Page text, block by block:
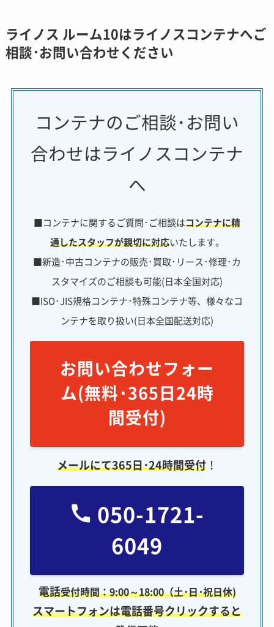
ライノス ルーム10はライノスコンテナへご
相談･お問い合わせください
コンテナのご相談･お問い
合わせはライノスコンテナ
へ
■コンテナに関するご質問･ご相談はコンテナに精
通したスタッフが親切に対応いたします。
■新造･中古コンテナの販売･買取･リース･修理･カ
スタマイズのご相談も可能(日本全国対応)
■ISO･JIS規格コンテナ･特殊コンテナ等、様々なコ
ンテナを取り扱い(日本全国配送対応)
お問い合わせフォー
ム(無料･365日24時
間受付)
メールにて365日･24時間受付 ！
050-1721-
6049
電話受付時間：9:00～18:00（土･日･祝日休)
スマートフォンは電話番号クリックすると